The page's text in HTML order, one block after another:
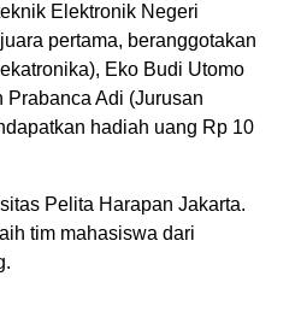
Elektronik Negeri
pertama, beranggotakan
Eko Budi Utomo
Prabanca Adi (Jurusan
hadiah uang Rp 10
Pelita Harapan Jakarta.
tim mahasiswa dari